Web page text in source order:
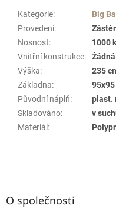
Kategorie:
Big
Provedení:
Nosnost:
1000
Vnitřní konstrukce:
Žádná
Výška:
235
Základna:
Původní náplň:
plast.
Skladováno:
v
Materiál :
Z
O společnosti